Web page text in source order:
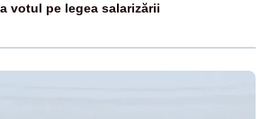
votul pe legea salarizării